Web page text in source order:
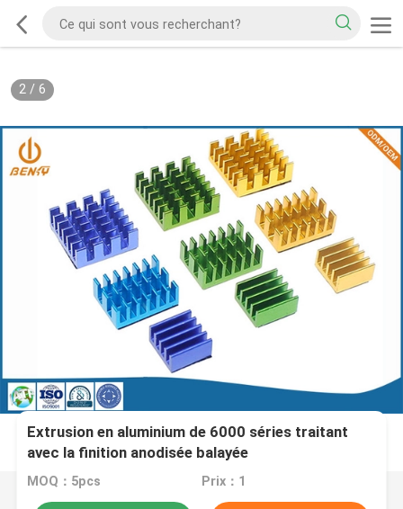
2/ 6
Extrusion en aluminium de 6000 séries traitant
avec la finition anodisée balayée
MOQ：5pcs Prix：1